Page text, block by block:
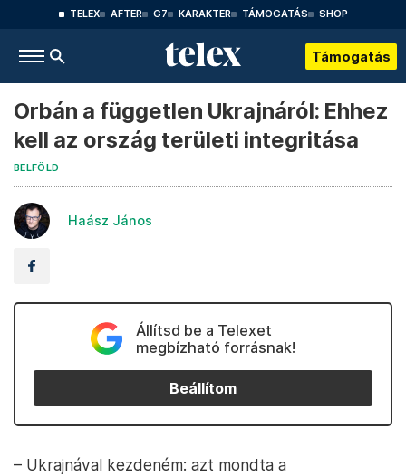
TELEX AFTER G7 KARAKTER TÁMOGATÁS SHOP
Támogatás
Orbán a független Ukrajnáról: Ehhez
kell az ország területi integritása
BELFÖLD
Haász János
Állítsd be a Telexet
megbízható forrásnak!
Beállítom
– Ukrajnával kezdeném: azt mondta a